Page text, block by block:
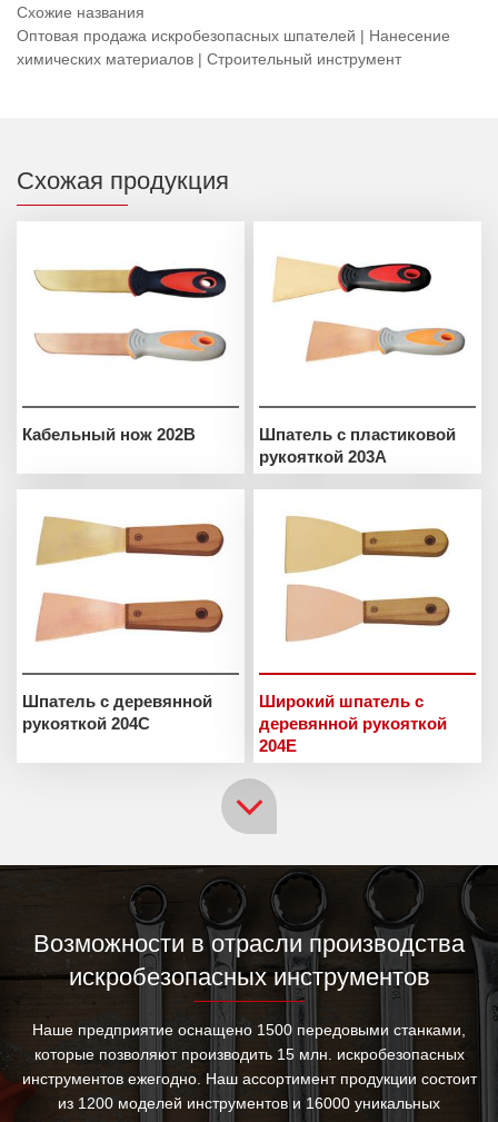
Схожие названия
Оптовая продажа искробезопасных шпателей | Нанесение
химических материалов | Строительный инструмент
Схожая продукция
Кабельный нож 202B
Шпатель с пластиковой
рукояткой 203A
Шпатель с деревянной
рукояткой 204C
Широкий шпатель с
деревянной рукояткой
204E
Возможности в отрасли производства
искробезопасных инструментов
Наше предприятие оснащено 1500 передовыми станками,
которые позволяют производить 15 млн. искробезопасных
инструментов ежегодно. Наш ассортимент продукции состоит
из 1200 моделей инструментов и 16000 уникальных